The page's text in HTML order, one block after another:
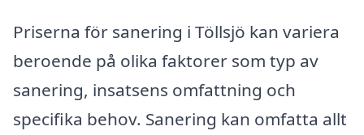
Priserna för sanering i Töllsjö kan variera
beroende på olika faktorer som typ av
sanering, insatsens omfattning och
specifika behov. Sanering kan omfatta allt